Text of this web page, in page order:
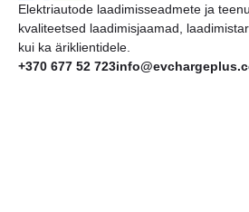
Elektriautode laadimisseadmete ja
kvaliteetsed laadimisjaamad,
kui ka äriklientidele.
+370 677 52 723